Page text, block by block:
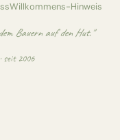
Willkommens-Hinweis
Bauern auf den Hut."
seit 2006